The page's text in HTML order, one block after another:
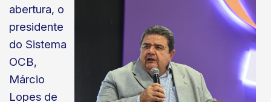
abertura, o
presidente
do Sistema
OCB,
Márcio
Lopes de